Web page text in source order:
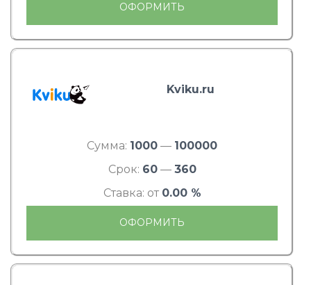
ОФОРМИТЬ
Kviku.ru
Сумма: 1000 — 100000
Срок: 60— 360
Ставка: от 0.00 %
ОФОРМИТЬ